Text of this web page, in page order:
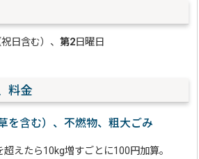
日含む）、第2日曜日
料金
を含む）、不燃物、粗大ごみ
えたら10kg増すごとに100円加算。